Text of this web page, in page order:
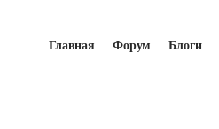
Главная Форум Блоги